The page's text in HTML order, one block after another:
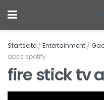
Startseite / Entertainment /
apps spotify
fire stick tv